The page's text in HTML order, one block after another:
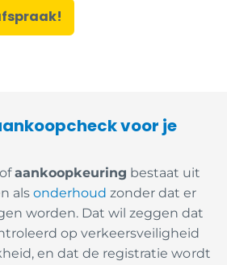
voor je
ofaankoopkeuring bestaat uit
alsonderhoud zonder dat er
worden. Dat wil zeggen dat
op verkeersveiligheid
en dat de registratie wordt